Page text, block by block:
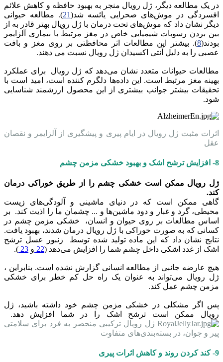
در یک مطالعه دیگر، ژل رویال منجر به بهبود حافظه و کاهش علائم
افسردگی در موش‌های صحرایی یائسه شد(21). مطالعه حیوانی
دیگر نشان داد که موش‌های تحت درمان با ژل رویال بهتر قادر به از
بین بردن رسوبات شیمیایی خاص در مغز مرتبط با بیماری آلزایمر
بودند(8). بیشتر این مطالعات اثر محافظتی بر روی مغز و بافت
عصبی را به دلیل آنتی اکسیدان ژل رویال نسبت می دهند.
مطالعات حیوانات متعدد نشان می‌دهد که ژل رویال برای عملکرد
بهینه مغز مرتبط است. این داده‌ها دلگرم کننده است، امید است با
تحقیقات بیشتر جوانب بیشتری از این محصول ارزشمند شناسایی
شود.
اثرات مثبت ژل رویال در ایام پیری و پیشگیری از آلزایمر و نقصان
عقل
8- افزایش ترشح اشک و بهبود خشکی مزمن چشم
ژل رویال ممکن است خشکی چشم را از طریق خوراکی درمان
کند.
گاهی ممکن است که در دنیای ماشینی و آلودگی‌های زیست
محیطی، گرد و غبار و دود ماشین‌ها و ... چشمان ما را اذیت کند. بر
اساس مطالعات بر روی حیوان و انسان، خشکی مزمن چشم در
کسانی که به صورت خوراکی با ژل رویال درمان شدند، بهبود یافت.
نتایج نشان داد که این ماده تولید شده توسط زنبور عسل ترشح
اشک از غدد اشکی داخل چشم شما را افزایش می‌دهد (22 و 23
).
هیچ عارضه جانبی از مطالعه انسانی گزارش نشده است. بنابراین ،
ژل رویال می‌تواند به عنوان یک راه حل کم خطر برای خشکی
مزمن چشم عمل کند.
پس اگر مشکلی در خشکی مزمن چشم خود داشته باشید، ژل
رویال ممکن است ترشح اشک را در شما افزایش دهد.
ژل رویال ترکیبی منحصر به فرد برای سلامتی
پیر و جوان، در بسته‌بندی‌های متفاوت
9- کند کردن روند و کاهش اثرات پیری